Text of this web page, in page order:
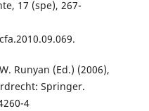
17 (spe), 267-
Runyan (Ed.) (2006),
Springer.
4